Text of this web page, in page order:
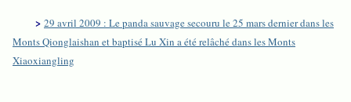
> 29 avril 2009 : Le panda sauvage secouru le 25 mars dernier dans les
Monts Qionglaishan et baptisé Lu Xin a été relâché dans les Monts
Xiaoxiangling